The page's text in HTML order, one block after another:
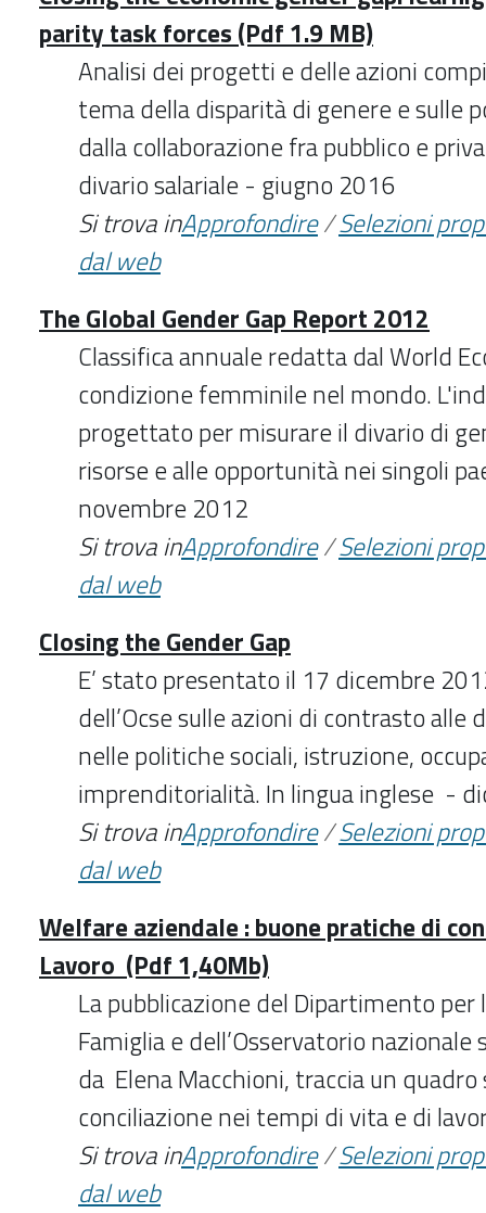
parity task forces (Pdf 1.9 MB)
Analisi dei progetti e delle azioni
tema della disparità di genere e sulle
dalla collaborazione fra pubblico e
divario salariale - giugno 2016
Si trova inApprofondire/Selezioni
dal web
The Global Gender Gap Report 2012
Classifica annuale redatta dal World
condizione femminile nel mondo.
progettato per misurare il divario di
risorse e alle opportunità nei singoli
novembre 2012
Si trova inApprofondire/Selezioni
dal web
Closing the Gender Gap
E’ stato presentato il 17 dicembre
dell’Ocse sulle azioni di contrasto
nelle politiche sociali, istruzione,
imprenditorialità. In lingua inglese -
Si trova inApprofondire/Selezioni
dal web
Welfare aziendale : buone pratiche di
Lavoro (Pdf 1,40Mb)
La pubblicazione del Dipartimento
Famiglia e dell’Osservatorio
da Elena Macchioni, traccia un
conciliazione nei tempi di vita e di
Si trova inApprofondire/Selezioni
dal web